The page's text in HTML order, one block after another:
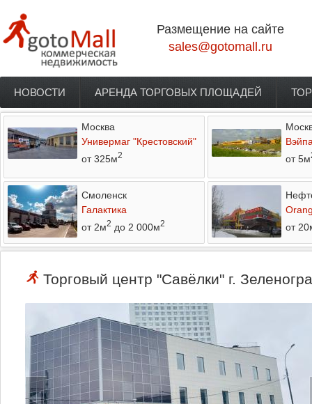
Размещение на сайте
sales@gotomall.ru
Главное меню
НОВОСТИ АРЕНДА ТОРГОВЫХ ПЛОЩАДЕЙ
Москва
Универмаг "Крестовский"
от 325м2
от 5м
Смоленск
Галактика
от 2м2 до 2 000м2
от
Торговый центр "Савёлки" г.